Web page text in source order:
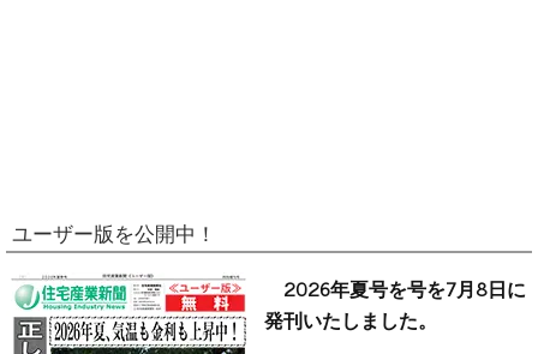
ユーザー版を公開中！
2026年夏号を号を7月8日に
発刊いたしました。